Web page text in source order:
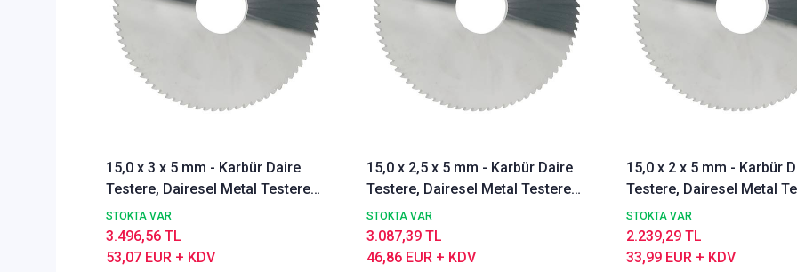
15,0 x 3 x 5 mm - Karbür Daire
Testere, Dairesel Metal Testere
DIN1837 A, İnce Dişli, Z=40
STOKTA VAR
53,07 EUR + KDV
3.496,56 TL
15,0 x 2,5 x 5 mm - Karbür Daire
Testere, Dairesel Metal Testere
DIN1837 A, İnce Dişli, Z=40
STOKTA VAR
46,86 EUR + KDV
3.087,39 TL
15,0 x 2 x 5 mm - Karbür
Testere, Dairesel Metal
DIN1837 A, İnce Dişli, Z=40
STOKTA VAR
33,99 EUR + KDV
2.239,29 TL